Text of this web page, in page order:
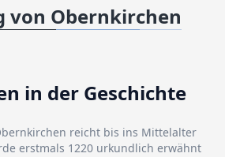
von Obernkirchen
in der Geschichte
reicht bis ins Mittelalter
erstmals 1220 urkundlich erwähnt